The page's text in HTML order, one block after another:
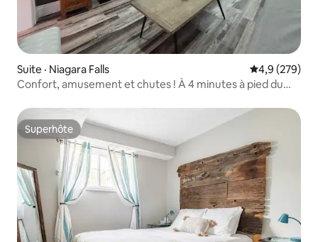
Suite · Niagara Falls Note
4,9 (279)
Confort, amusement et chutes ! À 4 minutes à pied du
Superhôte
Superhôte